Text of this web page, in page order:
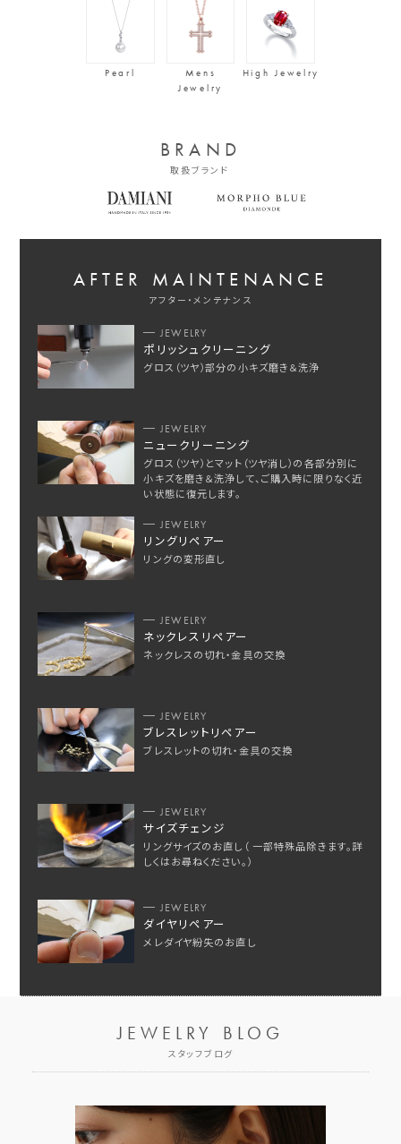
Pearl
Mens
Jewelry
High Jewelry
BRAND
取扱ブランド
AFTER MAINTENANCE
アフター・メンテナンス
JEWELRY
ポリッシュクリーニング
グロス（ツヤ）部分の小キズ磨き＆洗浄
JEWELRY
ニュークリーニング
グロス（ツヤ）とマット（ツヤ消し）の各部分別に
小キズを磨き＆洗浄して、ご購入時に限りなく近
い状態に復元します。
JEWELRY
リングリペアー
リングの変形直し
JEWELRY
ネックレスリペアー
ネックレスの切れ・金具の交換
JEWELRY
ブレスレットリペアー
ブレスレットの切れ・金具の交換
JEWELRY
サイズチェンジ
リングサイズのお直し（ 一部特殊品除きます。詳
しくはお尋ねください。）
JEWELRY
ダイヤリペアー
メレダイヤ紛失のお直し
JEWELRY BLOG
スタッフブログ